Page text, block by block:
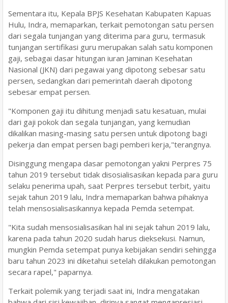
Sementara itu, Kepala BPJS Kesehatan Kabupaten Kapuas
Hulu, Indra, memaparkan, terkait pemotongan satu persen
dari segala tunjangan yang diterima para guru, termasuk
tunjangan sertifikasi guru merupakan salah satu komponen
gaji, sebagai dasar hitungan iuran Jaminan Kesehatan
Nasional (JKN) dari pegawai yang dipotong sebesar satu
persen, sedangkan dari pemerintah daerah dipotong
sebesar empat persen.
"Komponen gaji itu dihitung menjadi satu kesatuan, mulai
dari gaji pokok dan segala tunjangan, yang kemudian
dikalikan masing-masing satu persen untuk dipotong bagi
pekerja dan empat persen bagi pemberi kerja,"terangnya.
Disinggung mengapa dasar pemotongan yakni Perpres 75
tahun 2019 tersebut tidak disosialisasikan kepada para guru
selaku penerima upah, saat Perpres tersebut terbit, yaitu
sejak tahun 2019 lalu, Indra memaparkan bahwa pihaknya
telah mensosialisasikannya kepada Pemda setempat.
"Kita sudah mensosialisasikan hal ini sejak tahun 2019 lalu,
karena pada tahun 2020 sudah harus dieksekusi. Namun,
mungkin Pemda setempat punya kebijakan sendiri sehingga
baru tahun 2023 ini diketahui setelah dilakukan pemotongan
secara rapel," paparnya.
Terkait polemik yang terjadi saat ini, Indra mengatakan